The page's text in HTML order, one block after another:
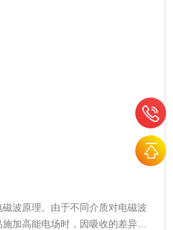
波原理。由于不同介质对电磁波
加高能电场时，因吸收的差异，